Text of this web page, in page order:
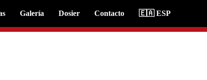
Galería Dosier Contacto 🇪🇦 ESP